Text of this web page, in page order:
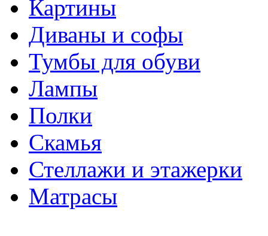
Картины
Диваны и софы
Тумбы для обуви
Лампы
Полки
Скамья
Стеллажи и этажерки
Матрасы